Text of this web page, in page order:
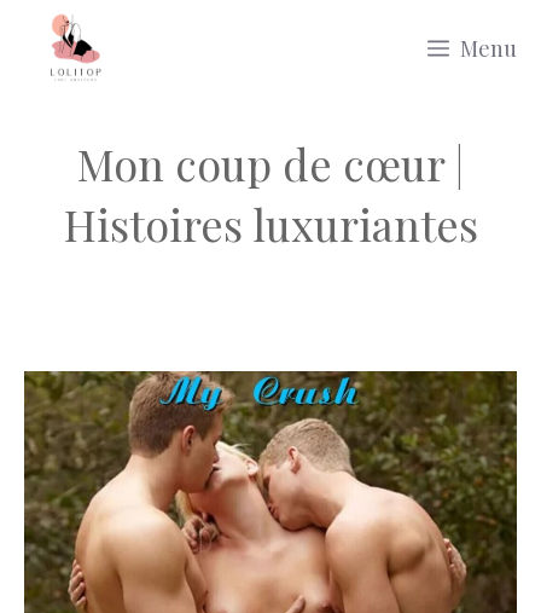
Menu
Mon coup de cœur |
Histoires luxuriantes